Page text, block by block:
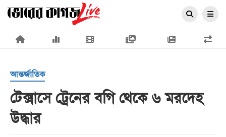
×
প্রচ্ছদ
আন্তর্জাতিক
টেক্সাসে ট্রেনের বগি থেকে ৬ মরদেহ
উদ্ধার